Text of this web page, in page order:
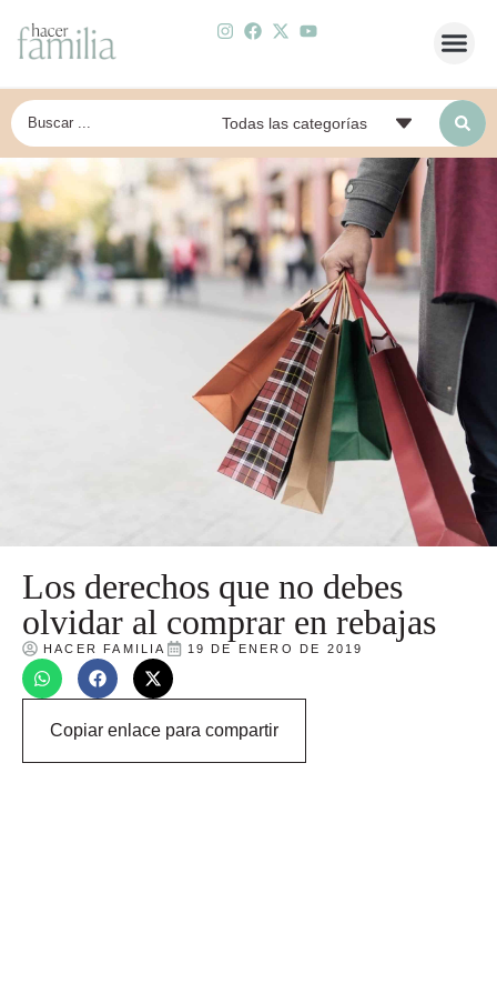
Los derechos que no debes
olvidar al comprar en rebajas
HACER FAMILIA 19 DE ENERO DE 2019
Copiar enlace para compartir